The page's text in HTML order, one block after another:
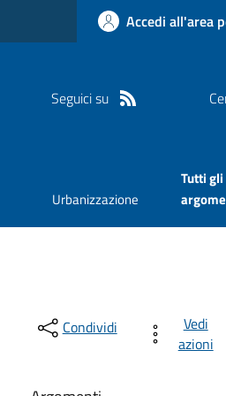
Accedi all'area
Seguici su
Urbanizzazione
Tutti gli
Condividi
Vedi
azioni